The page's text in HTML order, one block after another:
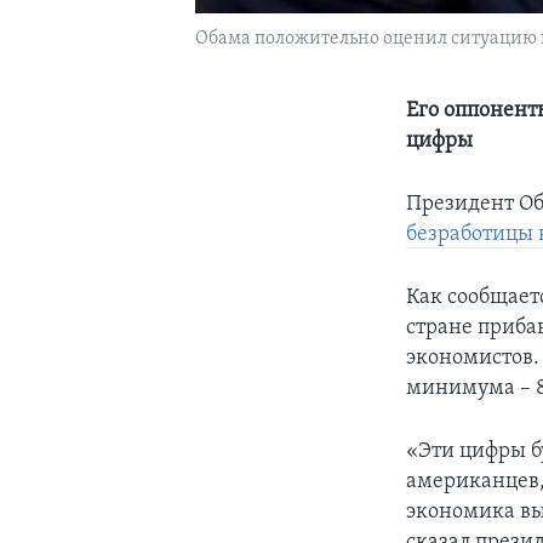
Обама положительно оценил ситуацию
Его
цифры
Президент
безработицы
Как
стране
экономистов.
минимума –
«Эти цифры
экономика